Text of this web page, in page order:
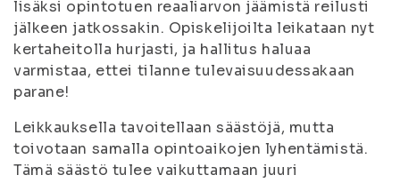
lisäksi opintotuen reaaliarvon jäämistä reilusti
jälkeen jatkossakin. Opiskelijoilta leikataan nyt
kertaheitolla hurjasti, ja hallitus haluaa
varmistaa, ettei tilanne tulevaisuudessakaan
parane!
Leikkauksella tavoitellaan säästöjä, mutta
toivotaan samalla opintoaikojen lyhentämistä.
Tämä säästö tulee vaikuttamaan juuri